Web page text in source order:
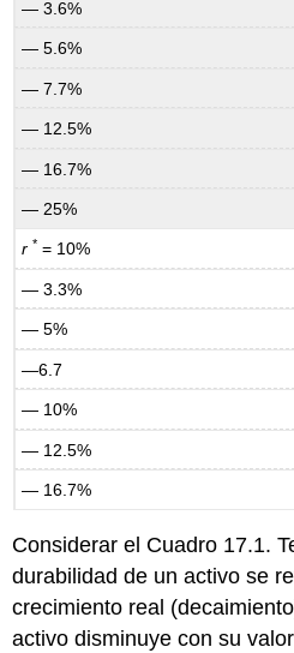
— 3.6%
— 5.6%
— 7.7%
— 12.5%
— 16.7%
— 25%
r * = 10%
— 3.3%
— 5%
—6.7
— 10%
— 12.5%
— 16.7%
Considerar el Cuadro 17.1.
durabilidad de un activo se
crecimiento real
activo disminuye con su